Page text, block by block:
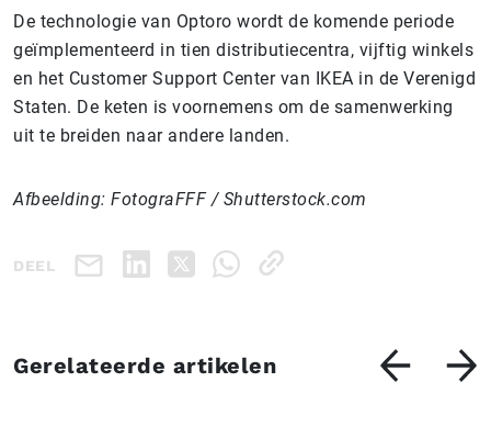
De technologie van Optoro wordt de komende periode
geïmplementeerd in tien distributiecentra, vijftig winkels
en het Customer Support Center van IKEA in de Verenigd
Staten. De keten is voornemens om de samenwerking
uit te breiden naar andere landen.
Afbeelding: FotograFFF / Shutterstock.com
DEEL
Gerelateerde artikelen